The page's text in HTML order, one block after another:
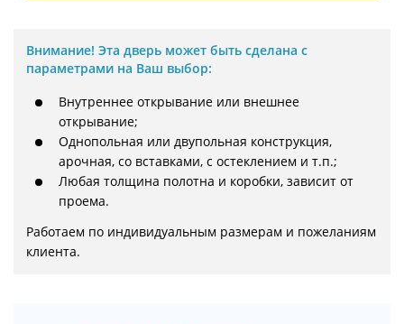
Внимание! Эта дверь может быть сделана с
параметрами на Ваш выбор:
Внутреннее открывание или внешнее
открывание;
Однопольная или двупольная конструкция,
арочная, со вставками, с остеклением и т.п.;
Любая толщина полотна и коробки, зависит от
проема.
Работаем по индивидуальным размерам и пожеланиям
клиента.